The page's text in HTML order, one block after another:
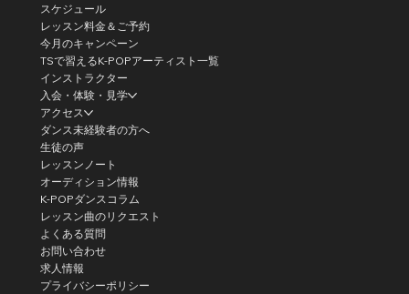
スケジュール
レッスン料金＆ご予約
今月のキャンペーン
TSで習えるK-POPアーティスト一覧
インストラクター
入会・体験・見学
アクセス
ダンス未経験者の方へ
生徒の声
レッスンノート
オーディション情報
K-POPダンスコラム
レッスン曲のリクエスト
よくある質問
お問い合わせ
求人情報
プライバシーポリシー